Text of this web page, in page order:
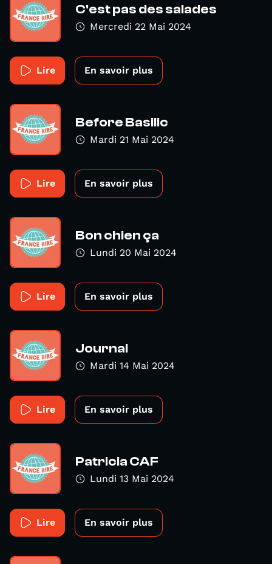
C'est pas des salades
Mercredi 22 Mai 2024
Lire En savoir plus
Before Basilic
Mardi 21 Mai 2024
Lire En savoir plus
Bon chien ça
Lundi 20 Mai 2024
Lire En savoir plus
Journal
Mardi 14 Mai 2024
Lire En savoir plus
Patricia CAF
Lundi 13 Mai 2024
Lire En savoir plus